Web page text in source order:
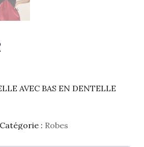
AVEC BAS EN DENTELLE
Catégorie : Robes